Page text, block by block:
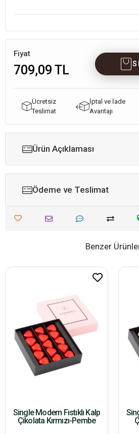
Fiyat
709,09 TL
Ücretsiz
Teslimat
İptal ve İade
Avantajı
Ürün Açıklaması
Ödeme ve Teslimat
Benzer
Single Modern Fıstıklı Kalp
Çikolata Kırmızı-Pembe